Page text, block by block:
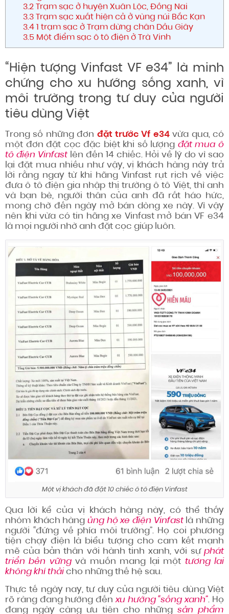
3.2 Trạm sạc ở huyện Xuân Lộc, Đồng Nai
3.3 Trạm sạc xuất hiện cả ở vùng núi Bắc Kạn
3.4 1 trạm sạc ở Trạm dừng chân Dầu Giây
3.5 Một điểm sạc ô tô điện ở Trà Vinh
“Hiện tượng Vinfast VF e34” là minh
chứng cho xu hướng sống xanh, vì
môi trường trong tư duy của người
tiêu dùng Việt
Trong số những đơn đặt trước Vf e34vừa qua, có
một đơn đặt cọc đặc biệt khi số lượng đặt mua ô
tô điện Vinfastlên đến 14 chiếc. Hỏi về lý do vì sao
lại đặt mua nhiều như vậy, vị khách hàng này trả
lời rằng ngay từ khi hãng Vinfast rụt rịch về việc
đưa ô tô điện gia nhập thị trường ô tô Việt, thì anh
và bạn bè, người thân của anh đã rất háo hức,
mong chờ đến ngày mở bán dòng xe này. Vì vậy
nên khi vừa có tin hãng xe Vinfast mở bán VF e34
là mọi người nhờ anh đặt cọc giúp luôn.
Một vị khách đã đặt 10 chiếc ô tô điện Vinfast
Qua lời kể của vị khách hàng này, có thể thấy
nhóm khách hàng ủng hộ xe điện Vinfastlà những
người “đứng về phía môi trường”. Họ coi phương
tiện chạy điện là biểu tượng cho cam kết mạnh
mẽ của bản thân với hành tinh xanh, với sự phát
triển bền vữngvà muốn mang lại một tương lai
không khí thải cho những thế hệ sau.
Thực tế ngày nay, tư duy của người tiêu dùng Việt
rõ ràng đang hướng đếnxu hướng “sống xanh”. Họ
đang ngày càng ưu tiên cho những sản phẩm